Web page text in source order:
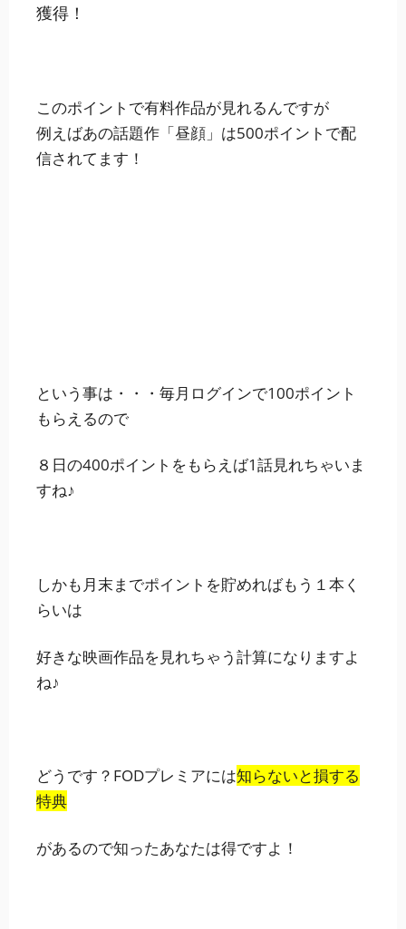
獲得！
このポイントで有料作品が見れるんですが
例えばあの話題作「昼顔」は500ポイントで配
信されてます！
という事は・・・ 毎月ログインで100ポイント
もらえるので
８日の400ポイントをもらえば1話見れちゃいま
すね♪
しかも月末までポイントを貯めればもう１本く
らいは
好きな映画作品を見れちゃう計算になりますよ
ね♪
どうです？FODプレミアには知らないと損する
特典
があるので知ったあなたは得ですよ！